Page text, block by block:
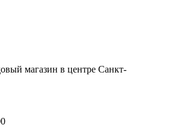
магазин в центре Санкт-